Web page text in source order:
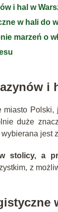
i hal w
w hali do
marzeń o
i
duże
stolicy, a
z